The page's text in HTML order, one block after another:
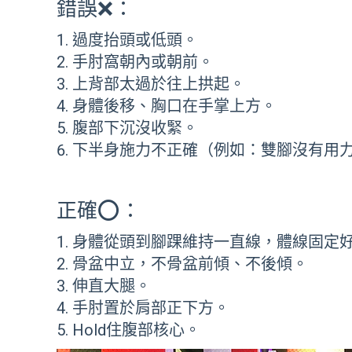
錯誤❌：
過度抬頭或低頭。
手肘窩朝內或朝前。
上背部太過於往上拱起。
身體後移、胸口在手掌上方。
腹部下沉沒收緊。
下半身施力不正確（例如：雙腳沒有用
正確⭕：
身體從頭到腳踝維持一直線，體線固定
骨盆中立，不骨盆前傾、不後傾。
伸直大腿。
手肘置於肩部正下方。
Hold住腹部核心。